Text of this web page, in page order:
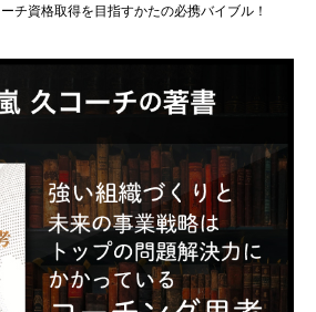
チ資格取得を目指すかたの必携バイブル！